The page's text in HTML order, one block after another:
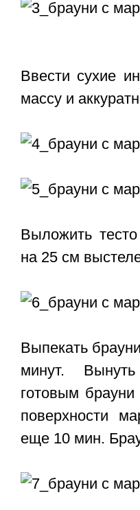
Ввести сухие
массу и
Выложить тесто
на 25 см
Выпекать
минут.
готовым
поверхности
еще 10 мин.